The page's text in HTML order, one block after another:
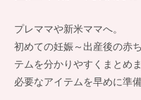
プレママや新米ママへ。
初めての妊娠～出産後の赤
テムを分かりやすくまとめ
必要なアイテムを早めに準